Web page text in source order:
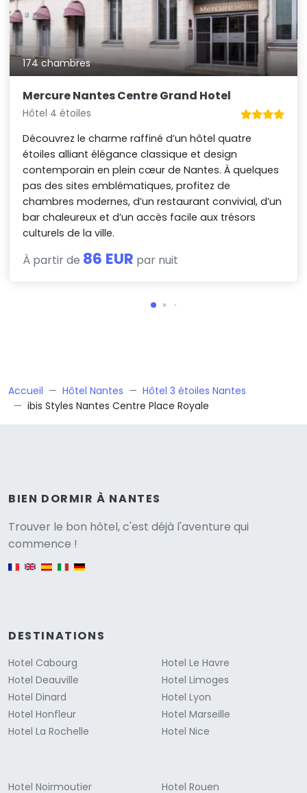
174 chambres
Mercure Nantes Centre Grand Hotel
Hôtel 4 étoiles
Découvrez le charme raffiné d’un hôtel quatre
étoiles alliant élégance classique et design
contemporain en plein cœur de Nantes. À quelques
pas des sites emblématiques, profitez de
chambres modernes, d’un restaurant convivial, d’un
bar chaleureux et d’un accès facile aux trésors
culturels de la ville.
À partir de 86 EUR par nuit
Accueil Hôtel Nantes
Hôtel 3 étoiles Nantes
ibis Styles Nantes Centre Place Royale
BIEN DORMIR À NANTES
Trouver le bon hôtel, c'est déjà l'aventure qui
commence !
English version
DESTINATIONS
Hotel Cabourg
Hotel Deauville
Hotel Dinard
Hotel Honfleur
Hotel La Rochelle
Hotel Le Havre
Hotel Limoges
Hotel Lyon
Hotel Marseille
Hotel Nice
Hotel Noirmoutier Hotel Rouen